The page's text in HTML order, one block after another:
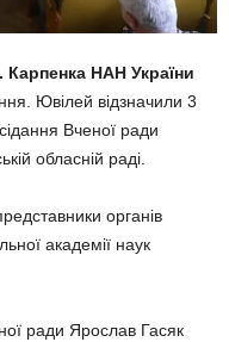
Карпенка НАН України
Ювілей відзначили 3
Вченої ради
обласній раді.
органів
академії наук
ради Ярослав Гасяк